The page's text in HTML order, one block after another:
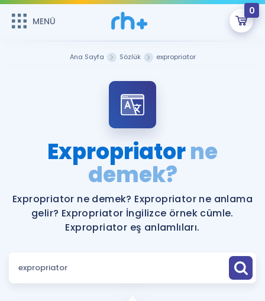
MENÜ
0
Şifremi Hatırlamıyorum
Sepetin Şu An Boş.
Remzi Hoca ile seni sınava hazırlayacak onlarca eğitim seni
bekliyor!
MENÜ
Katılımcı Görüşleri
Faydalı Araçlar
Ücretsiz Kaynaklar
Puan Hesaplama
İngilizce Gramer
Ana Sayfa Sözlük expropriator
Expropriatorne
demek?
Expropriator ne demek? Expropriator ne anlama
gelir? Expropriator İngilizce örnek cümle.
Expropriator eş anlamlıları.